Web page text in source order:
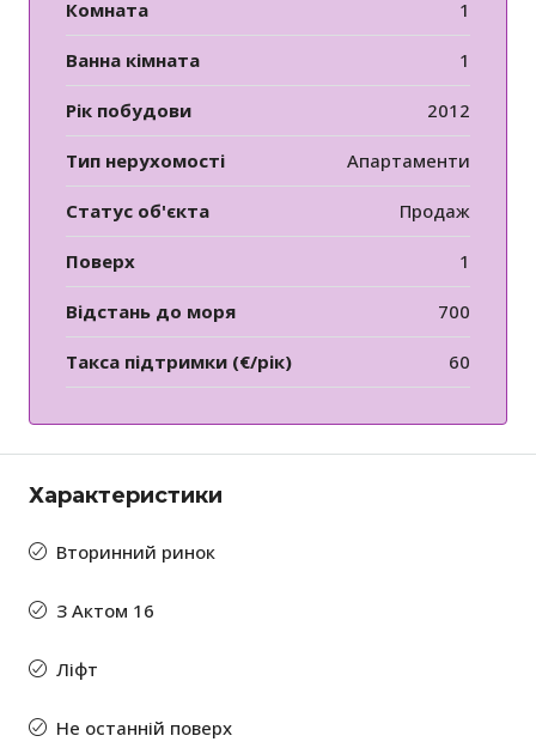
Комната 1
Ванна кімната 1
Рік побудови 2012
Тип нерухомості Апартаменти
Статус об'єкта Продаж
Поверх 1
Відстань до моря 700
Такса підтримки (€/рік) 60
Характеристики
Вторинний ринок
З Актом 16
Ліфт
Не останній поверх